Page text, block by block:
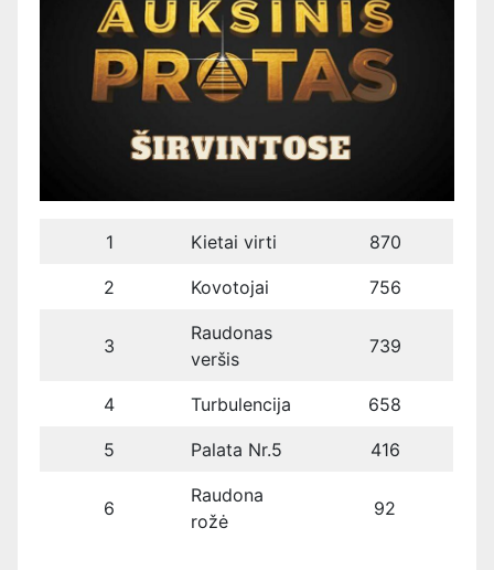
1 Kietai virti 870
2 Kovotojai 756
3
Raudonas
veršis
739
4 Turbulencija 658
5 Palata Nr.5 416
6
Raudona
rožė
92